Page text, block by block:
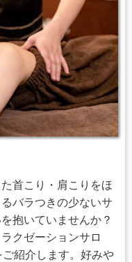
首こり・肩こりをほ
バラつきの少ないサ
抱いていませんか？
クゼーションサロ
紹介します。好みや